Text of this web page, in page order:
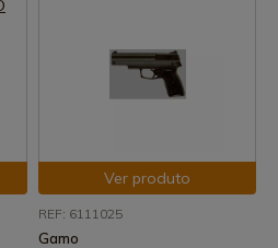
Ver produto
REF: 6111025
Gamo